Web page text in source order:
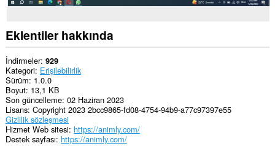
Eklentiler hakkında
İndirmeler 929
Kategori Erişilebilirlik
Sürüm 1.0.0
Boyut 13,1 KB
Son güncelleme 02 Haziran 2023
Lisans Copyright 2023 2bcc9865-fd08-4754-94b9-a77c97397e55
Gizlilik sözleşmesi
Hizmet Web sitesi https://animly.com/
Destek sayfası https://animly.com/